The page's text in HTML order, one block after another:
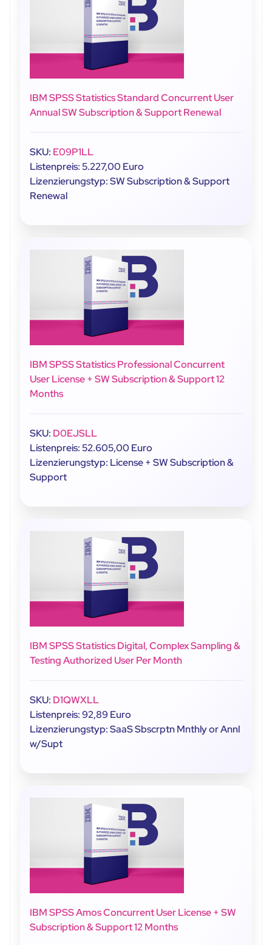
IBM SPSS Statistics Standard Concurrent User
Annual SW Subscription & Support Renewal
SKU: E09P1LL
Listenpreis: 5.227,00 Euro
Lizenzierungstyp: SW Subscription & Support
Renewal
IBM SPSS Statistics Professional Concurrent
User License + SW Subscription & Support 12
Months
SKU: D0EJSLL
Listenpreis: 52.605,00 Euro
Lizenzierungstyp: License + SW Subscription &
Support
IBM SPSS Statistics Digital, Complex Sampling &
Testing Authorized User Per Month
SKU: D1QWXLL
Listenpreis: 92,89 Euro
Lizenzierungstyp: SaaS Sbscrptn Mnthly or Annl
w/Supt
IBM SPSS Amos Concurrent User License + SW
Subscription & Support 12 Months